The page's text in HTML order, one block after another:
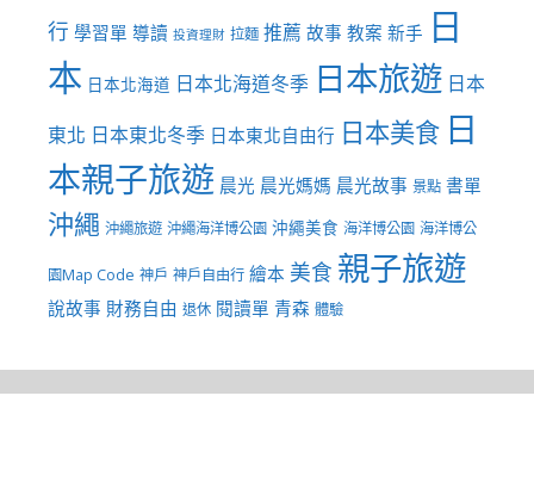
行 學習單 導讀 投資理財 拉麵 推薦 故事 教案 新手 日
本 日本北海道 日本北海道冬季 日本旅遊 日本
東北 日本東北冬季 日本東北自由行 日本美食 日
本親子旅遊 晨光 晨光媽媽 晨光故事 景點 書單
沖繩 沖繩旅遊 沖繩海洋博公園 沖繩美食 海洋博公園 海洋博公
園Map Code 神戶 神戶自由行 繪本 美食 親子旅遊
說故事 財務自由 退休 閱讀單 青森 體驗